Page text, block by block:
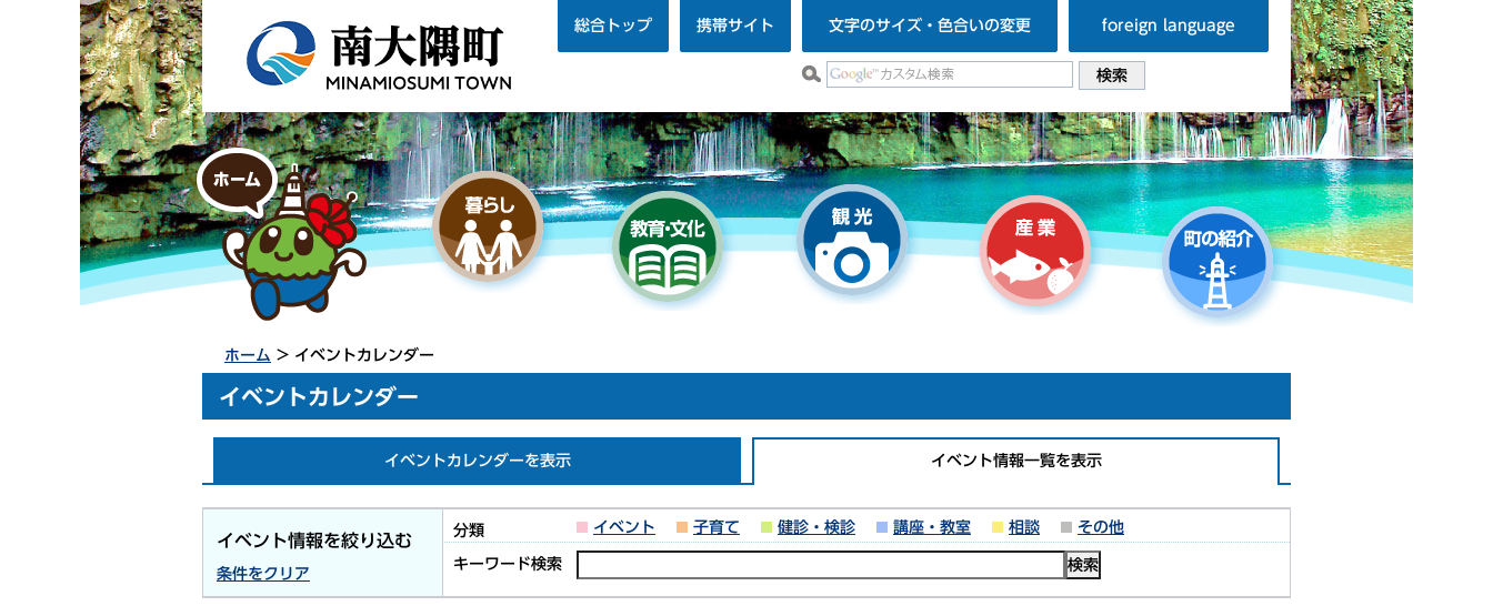
総合トップ 携帯サイト 文字のサイズ・色合いの変更 foreign language
ホーム > イベントカレンダー
イベントカレンダー
イベントカレンダーを表示 イベント情報一覧を表示
イベント情報を絞り込む
条件をクリア
分類 イベント 子育て 健診・検診 講座・教室 相談 その他
キーワード検索